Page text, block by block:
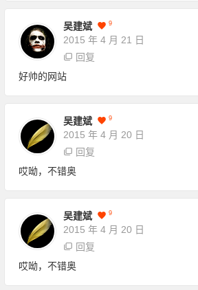
吴建斌 9
2015 年 4 月 21 日
回复
好帅的网站
吴建斌 9
2015 年 4 月 20 日
回复
哎呦，不错奥
吴建斌 9
2015 年 4 月 20 日
回复
哎呦，不错奥